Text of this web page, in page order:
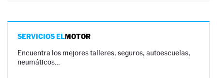
SERVICIOS ELMOTOR
Encuentra los mejores talleres, seguros, autoescuelas,
neumáticos…